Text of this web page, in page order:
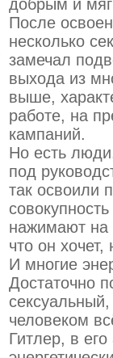
добрым и
После
несколько
замечал
выхода из
выше,
работе, на
кампаний.
Но есть
под
так освоили
нажимают на
что он
И многие
Достаточно
человеком
Гитлер, в